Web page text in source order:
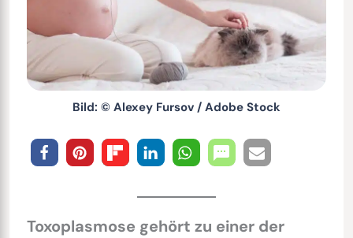
Bild: © Alexey Fursov / Adobe Stock
Toxoplasmose gehört zu einer der